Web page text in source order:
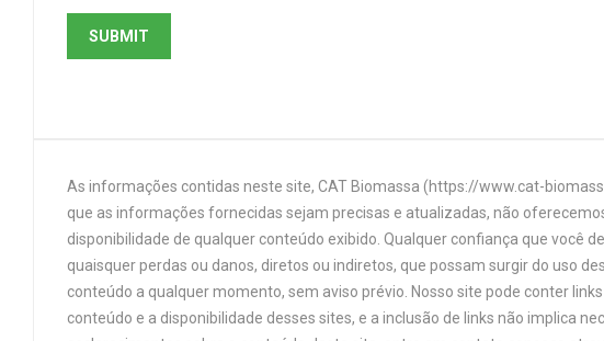
As informações contidas neste site, CAT Biomassa (https://www.cat-
que as informações fornecidas sejam precisas e atualizadas, não
disponibilidade de qualquer conteúdo exibido. Qualquer confiança que você
quaisquer perdas ou danos, diretos ou indiretos, que possam surgir do uso
conteúdo a qualquer momento, sem aviso prévio. Nosso site pode conter
conteúdo e a disponibilidade desses sites, e a inclusão de links não implica